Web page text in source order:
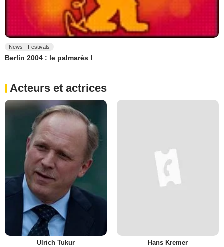
News - Festivals
Berlin 2004 : le palmarès !
Acteurs et actrices
Ulrich Tukur Hans Kremer